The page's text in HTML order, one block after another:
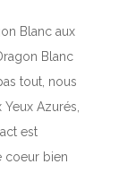
Blanc aux
Blanc
tout, nous
Azurés,
est
coeur bien